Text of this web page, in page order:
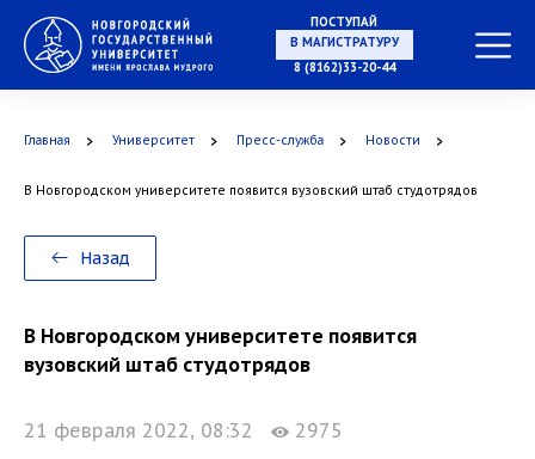
ПОСТУПАЙ
НА СПЕЦИАЛИТЕТ
В МАГИСТРАТУРУ
В АСПИРАНТУРУ
8 (8162)33-20-44
Главная Университет Пресс-служба Новости
В Новгородском университете появится вузовский штаб студотрядов
Назад
В Новгородском университете появится
вузовский штаб студотрядов
21 февраля 2022, 08:32 2975